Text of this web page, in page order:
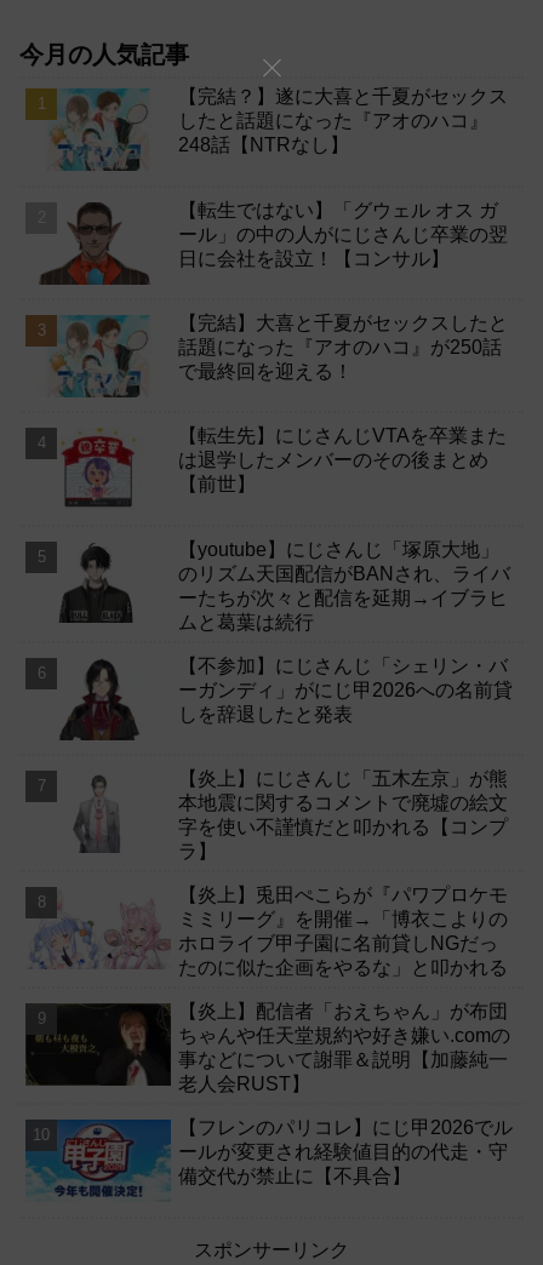
今月の人気記事
【完結？】遂に大喜と千夏がセックス
したと話題になった『アオのハコ』
248話【NTRなし】
【転生ではない】「グウェル オス ガ
ール」の中の人がにじさんじ卒業の翌
日に会社を設立！【コンサル】
【完結】大喜と千夏がセックスしたと
話題になった『アオのハコ』が250話
で最終回を迎える！
【転生先】にじさんじVTAを卒業また
は退学したメンバーのその後まとめ
【前世】
【youtube】にじさんじ「塚原大地」
のリズム天国配信がBANされ、ライバ
ーたちが次々と配信を延期→イブラヒ
ムと葛葉は続行
【不参加】にじさんじ「シェリン・バ
ーガンディ」がにじ甲2026への名前貸
しを辞退したと発表
【炎上】にじさんじ「五木左京」が熊
本地震に関するコメントで廃墟の絵文
字を使い不謹慎だと叩かれる【コンプ
ラ】
【炎上】兎田ぺこらが『パワプロケモ
ミミリーグ』を開催→「博衣こよりの
ホロライブ甲子園に名前貸しNGだっ
たのに似た企画をやるな」と叩かれる
【炎上】配信者「おえちゃん」が布団
ちゃんや任天堂規約や好き嫌い.comの
事などについて謝罪＆説明【加藤純一
老人会RUST】
【フレンのパリコレ】にじ甲2026でル
ールが変更され経験値目的の代走・守
備交代が禁止に【不具合】
スポンサーリンク